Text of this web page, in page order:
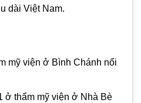
dài Việt Nam.
mỹ viện ở Bình Chánh nổi
ở thẩm mỹ viện ở Nhà Bè